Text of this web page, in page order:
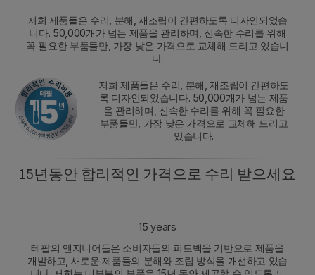
저희 제품들은 수리, 분해, 재조립이 간편하도록 디자인되었습
니다. 50,000개가 넘는 제품을 관리하며, 신속한 수리를 위해
꼭 필요한 부품들만, 가장 낮은 가격으로 교체해 드리고 있습니
다.
저희 제품들은 수리, 분해, 재조립이 간편하도
록 디자인되었습니다. 50,000개가 넘는 제품
을 관리하며, 신속한 수리를 위해 꼭 필요한
부품들만, 가장 낮은 가격으로 교체해 드리고
있습니다.
15년동안 합리적인 가격으로 수리 받으세요
15 years
테팔의 엔지니어들은 소비자들의 피드백을 기반으로 제품을
개발하고, 새로운 제품들의 분해와 조립 방식을 개선하고 있습